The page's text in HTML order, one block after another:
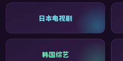
日本电视剧
韩国综艺